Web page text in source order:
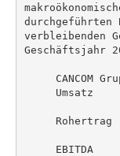
durchgeführten
verbleibenden
Geschäftsjahr
CANCOM
Umsatz
Rohertrag
EBITDA